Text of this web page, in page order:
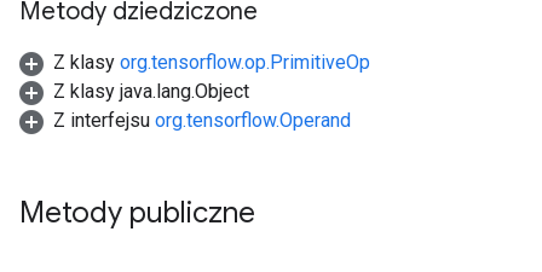
Metody dziedziczone
Z klasy org.tensorflow.op.PrimitiveOp
Z klasy java.lang.Object
Z interfejsu org.tensorflow.Operand
Metody publiczne